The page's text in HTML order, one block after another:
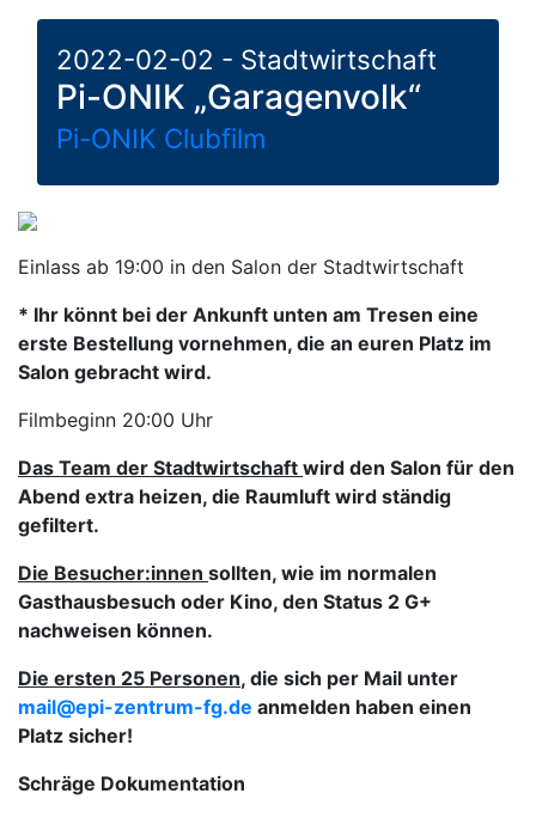
2022-02-02 - Stadtwirtschaft
Pi-ONIK „Garagenvolk“
Pi-ONIK Clubfilm
Einlass ab 19:00 in den Salon der Stadtwirtschaft
* Ihr könnt bei der Ankunft unten am Tresen eine
erste Bestellung vornehmen, die an euren Platz im
Salon gebracht wird.
Filmbeginn 20:00 Uhr
Das Team der Stadtwirtschaft wird den Salon für den
Abend extra heizen, die Raumluft wird ständig
gefiltert.
Die Besucher:innen sollten, wie im normalen
Gasthausbesuch oder Kino, den Status 2 G+
nachweisen können.
Die ersten 25 Personen, die sich per Mail unter
mail@epi-zentrum-fg.de anmelden haben einen
Platz sicher!
Schräge Dokumentation